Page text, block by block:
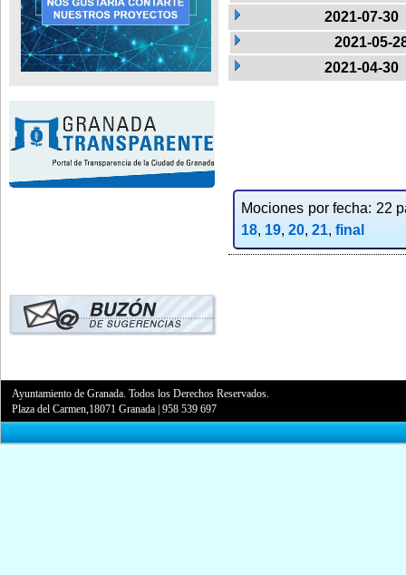
2021-07-30
2021-05-
2021-04-30
Mociones por fecha: 22
18, 19, 20, 21, final
Ayuntamiento de Granada. Todos los Derechos Reservados.
Plaza del Carmen,18071 Granada |958 539 697